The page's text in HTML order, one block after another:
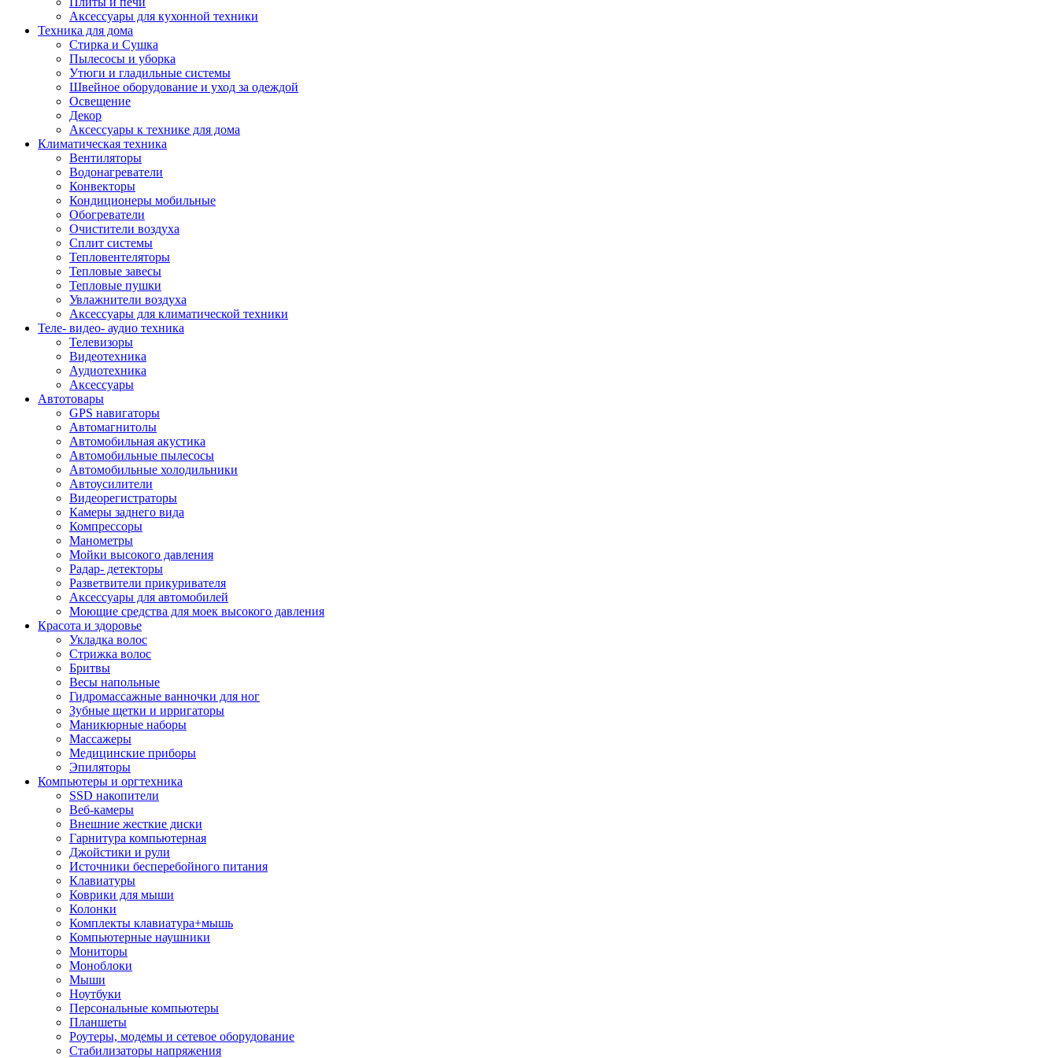
Аксессуары для кухонной техники
Техника для дома
Стирка и Сушка
Пылесосы и уборка
Утюги и гладильные системы
Швейное оборудование и уход за одеждой
Освещение
Декор
Аксессуары к технике для дома
Климатическая техника
Вентиляторы
Водонагреватели
Конвекторы
Кондиционеры мобильные
Обогреватели
Очистители воздуха
Сплит системы
Тепловентеляторы
Тепловые завесы
Тепловые пушки
Увлажнители воздуха
Аксессуары для климатической техники
Теле- видео- аудио техника
Телевизоры
Видеотехника
Аудиотехника
Аксессуары
Автотовары
GPS навигаторы
Автомагнитолы
Автомобильная акустика
Автомобильные пылесосы
Автомобильные холодильники
Автоусилители
Видеорегистраторы
Камеры заднего вида
Компрессоры
Манометры
Мойки высокого давления
Радар- детекторы
Разветвители прикуривателя
Аксессуары для автомобилей
Моющие средства для моек высокого давления
Красота и здоровье
Укладка волос
Стрижка волос
Бритвы
Весы напольные
Гидромассажные ванночки для ног
Зубные щетки и ирригаторы
Маникюрные наборы
Массажеры
Медицинские приборы
Эпиляторы
Компьютеры и оргтехника
SSD накопители
Веб-камеры
Внешние жесткие диски
Гарнитура компьютерная
Джойстики и рули
Источники бесперебойного питания
Клавиатуры
Коврики для мыши
Колонки
Комплекты клавиатура+мышь
Компьютерные наушники
Мониторы
Моноблоки
Мыши
Ноутбуки
Персональные компьютеры
Планшеты
Роутеры, модемы и сетевое оборудование
Стабилизаторы напряжения